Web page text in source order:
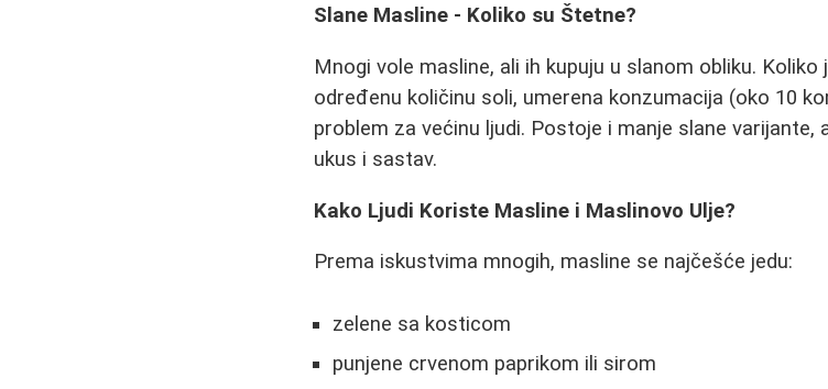
Slane Masline - Koliko su Štetne?
Mnogi vole masline, ali ih kupuju u slanom obliku.
određenu količinu soli, umerena konzumacija (oko 10
problem za većinu ljudi. Postoje i manje slane varijante,
ukus i sastav.
Kako Ljudi Koriste Masline i Maslinovo Ulje?
Prema iskustvima mnogih, masline se najčešće jedu:
zelene sa kosticom
punjene crvenom paprikom ili sirom